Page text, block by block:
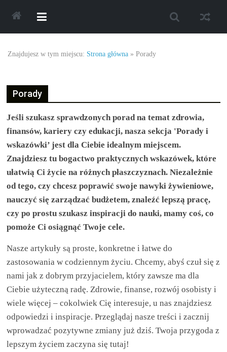
content
Najlepsze
oraz
promocje.
Porady
dotyczące
zakupów,
aby
wiedzieć,
co
kupić.
Poznaj
Znajdujesz w tym miejscu: Strona główna »Porady
Porady
Jeśli szukasz sprawdzonych porad na temat zdrowia,
finansów, kariery czy edukacji, nasza sekcja 'Porady i
wskazówki’ jest dla Ciebie idealnym miejscem.
Znajdziesz tu bogactwo praktycznych wskazówek, które
ułatwią Ci życie na różnych płaszczyznach. Niezależnie
od tego, czy chcesz poprawić swoje nawyki żywieniowe,
nauczyć się zarządzać budżetem, znaleźć lepszą pracę,
czy po prostu szukasz inspiracji do nauki, mamy coś, co
pomoże Ci osiągnąć Twoje cele.
Nasze artykuły są proste, konkretne i łatwe do
zastosowania w codziennym życiu. Chcemy, abyś czuł się z
nami jak z dobrym przyjacielem, który zawsze ma dla
Ciebie użyteczną radę. Zdrowie, finanse, rozwój osobisty i
wiele więcej – cokolwiek Cię interesuje, u nas znajdziesz
odpowiedzi i inspiracje. Przeglądaj nasze treści i zacznij
wprowadzać pozytywne zmiany już dziś. Twoja przygoda z
lepszym życiem zaczyna się tutaj!